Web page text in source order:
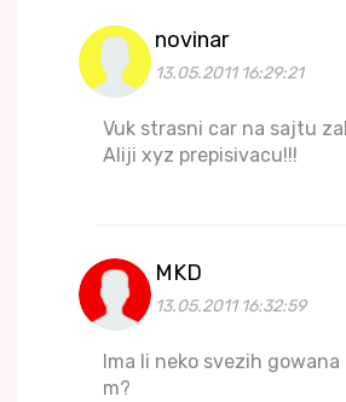
novinar
13.05.2011 16:29:21
Vuk strasni car na sajtu
Aliji xyz prepisivacu!!!
MKD
13.05.2011 16:32:59
Ima li neko svezih
m?